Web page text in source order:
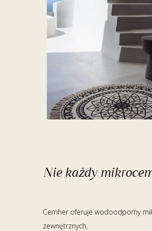
Nie każdy
Cemher oferuje wodoodporny
zewnętrznych,